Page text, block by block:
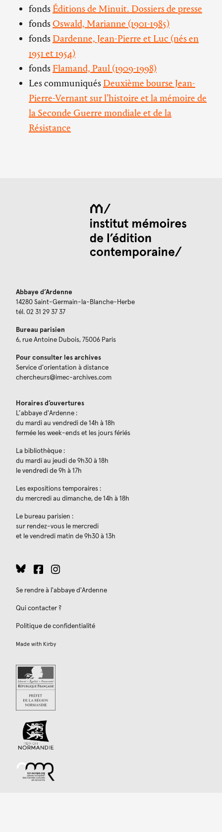
fonds Éditions de Minuit. Dossiers de presse
fonds Oswald, Marianne (1901-1985)
fonds Dardenne, Jean-Pierre et Luc (nés en
1951 et 1954)
fonds Flamand, Paul (1909-1998)
Les communiqués Deuxième bourse Jean-
Pierre-Vernant sur l’histoire et la mémoire de
la Seconde Guerre mondiale et de la
Résistance
Abbaye d’Ardenne
14280 Saint-Germain-la-Blanche-Herbe
tél. 02 31 29 37 37
Bureau parisien
6, rue Antoine Dubois, 75006 Paris
Pour consulter les archives
Service d'orientation à distance
chercheurs@imec-archives.com
Horaires d’ouvertures
L’abbaye d'Ardenne :
du mardi au vendredi de 14h à 18h
fermée les week-ends et les jours fériés
La bibliothèque :
du mardi au jeudi de 9h30 à 18h
le vendredi de 9h à 17h
Les expositions temporaires :
du mercredi au dimanche, de 14h à 18h
Le bureau parisien :
sur rendez-vous le mercredi
et le vendredi matin de 9h30 à 13h
Se rendre à l'abbaye d'Ardenne
Qui contacter ?
Politique de confidentialité
Made with Kirby